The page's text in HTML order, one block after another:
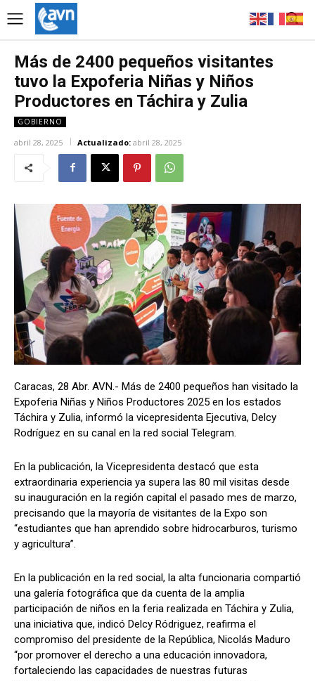
Más de 2400 pequeños visitantes
tuvo la Expoferia Niñas y Niños
Productores en Táchira y Zulia
GOBIERNO
abril 28, 2025 Actualizado: abril 28, 2025
Caracas, 28 Abr. AVN.- Más de 2400 pequeños han visitado la
Expoferia Niñas y Niños Productores 2025 en los estados
Táchira y Zulia, informó la vicepresidenta Ejecutiva, Delcy
Rodríguez en su canal en la red social Telegram.
En la publicación, la Vicepresidenta destacó que esta
extraordinaria experiencia ya supera las 80 mil visitas desde
su inauguración en la región capital el pasado mes de marzo,
precisando que la mayoría de visitantes de la Expo son
“estudiantes que han aprendido sobre hidrocarburos, turismo
y agricultura”.
En la publicación en la red social, la alta funcionaria compartió
una galería fotográfica que da cuenta de la amplia
participación de niños en la feria realizada en Táchira y Zulia,
una iniciativa que, indicó Delcy Ródriguez, reafirma el
compromiso del presidente de la República, Nicolás Maduro
“por promover el derecho a una educación innovadora,
fortaleciendo las capacidades de nuestras futuras